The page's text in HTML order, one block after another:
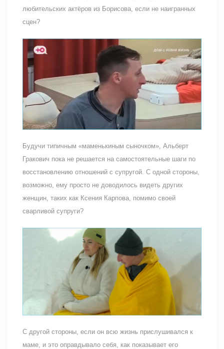
любительских актёров из Борисова, если не наигранных
сцен?
Будучи типичным «маменькиным сыночком», Альберт
Гракович пока не решается на самостоятельные шаги по
восстановлению отношений с супругой. С одной стороны,
возможно, ему просто не доводилось видеть других
женщин, таких как Ксения Карпова, помимо своей
сварливой супруги?
С другой стороны, если он всю жизнь прислушивался к
маме, и это оправдывало себя, как показывает его